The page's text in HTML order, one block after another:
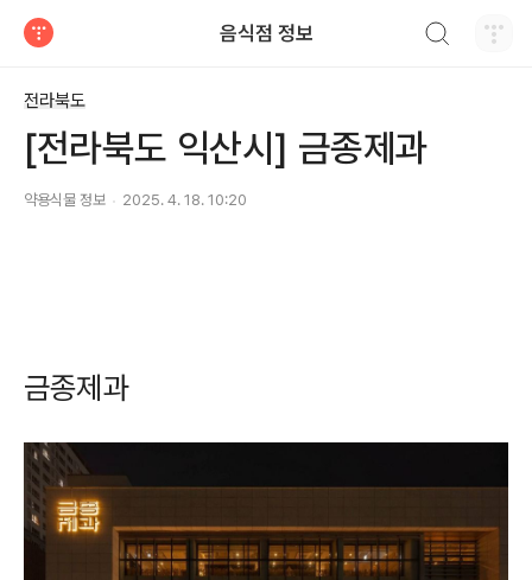
음식점 정보
전라북도
[전라북도 익산시] 금종제과
약용식물 정보 2025. 4. 18. 10:20
금종제과